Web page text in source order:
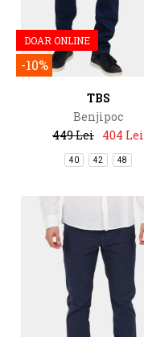
DOAR ONLINE
-10%
TBS
Benjipoc
449 Lei 404 Lei
40 42 48